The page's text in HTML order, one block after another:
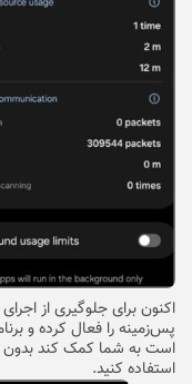
اکنون برای جلوگیری از
پس‌زمینه را فعال کرده و
است به شما کمک کند بدون
استفاده کنید.